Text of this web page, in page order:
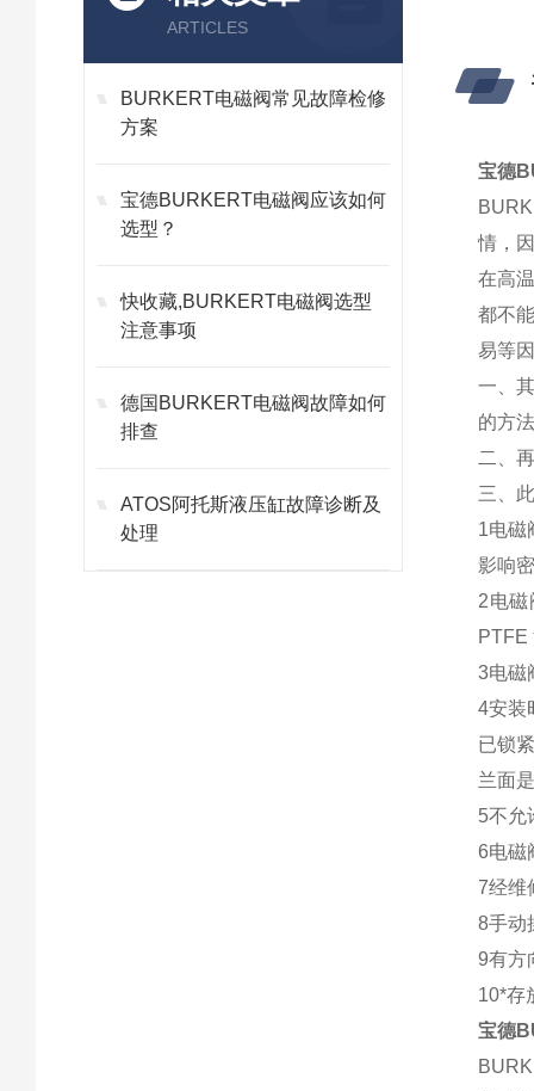
ARTICLES
BURKERT电磁阀常见故障检修
方案
宝德BURKERT电磁阀应该如何
选型？
快收藏,BURKERT电磁阀选型
注意事项
德国BURKERT电磁阀故障如何
排查
ATOS阿托斯液压缸故障诊断及
处理
宝德
情，
在高
都不
易等
一、
的方
二、
三、
1电磁
影响
2电磁
PTFE
3电磁
4安装
已锁
兰面
5不允
6电磁
7经维
8手动
9有方
10*存
宝德